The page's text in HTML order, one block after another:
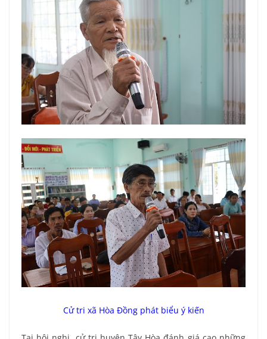
Cử tri xã Hòa Đồng phát biểu ý kiến